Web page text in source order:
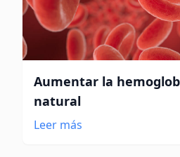
Aumentar la
natural
Leer más